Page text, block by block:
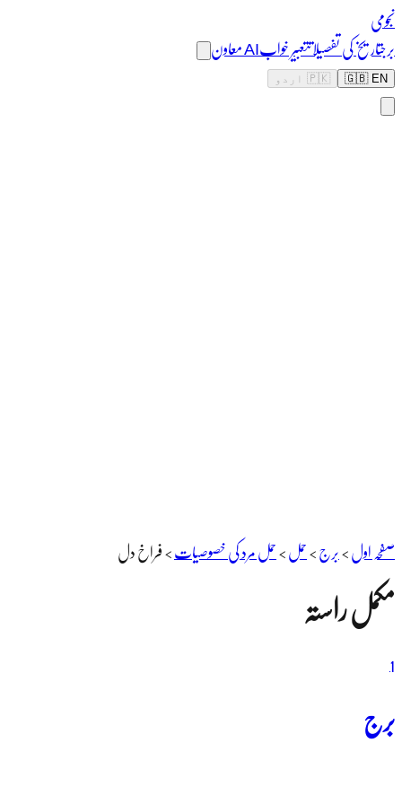
نجومی
برجتاریخ کی تفصیلاتتعبیر خوابAI معاون
🇬🇧 EN 🇵🇰 اردو
صفحہ اول>برج>حمل>حمل مرد کی خصوصیات>فراخ دل
مکمل راستہ
1
برج